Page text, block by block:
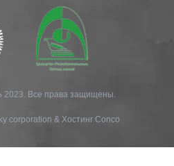
Все права защищены.
corporation & Хостинг Conco